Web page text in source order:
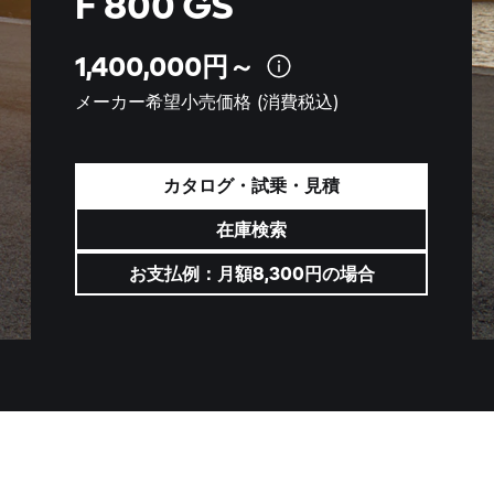
1,400,000円～
メーカー希望小売価格 (消費税込)
カタログ・試乗・見積
在庫検索
お支払例：月額8,300円の場合